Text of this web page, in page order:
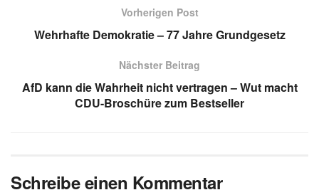
A
p
a dI
e
b
o
o
k
g
Vorherigen Post
Wehrhafte Demokratie – 77 Jahre Grundgesetz
Nächster Beitrag
AfD kann die Wahrheit nicht vertragen – Wut macht
CDU-Broschüre zum Bestseller
Schreibe einen Kommentar